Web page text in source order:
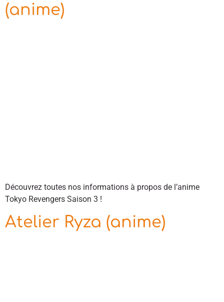
(anime)
Découvrez toutes nos informations à propos de l’anime
Tokyo Revengers Saison 3 !
Atelier Ryza (anime)